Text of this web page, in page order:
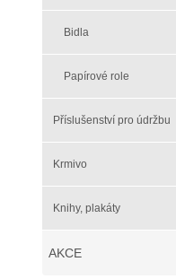
Bidla
Papírové role
Příslušenství pro údržbu
Krmivo
Knihy, plakáty
AKCE